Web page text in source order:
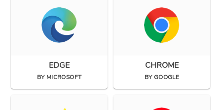
EDGE
BY MICROSOFT
CHROME
BY GOOGLE